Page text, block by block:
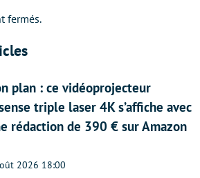
fermés.
plan : ce vidéoprojecteur
triple laser 4K s’affiche avec
rédaction de 390 € sur Amazon
2026 18:00